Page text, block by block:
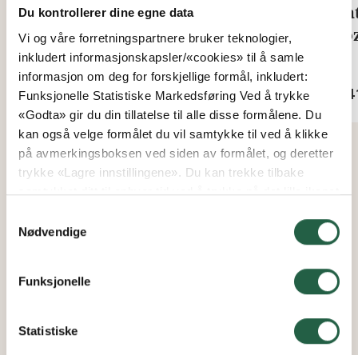
Du kontrollerer dine egne data
Vi og våre forretningspartnere bruker teknologier,
inkludert informasjonskapsler/«cookies» til å samle
informasjon om deg for forskjellige formål, inkludert:
Funksjonelle Statistiske Markedsføring Ved å trykke
«Godta» gir du din tillatelse til alle disse formålene. Du
kan også velge formålet du vil samtykke til ved å klikke
på avmerkingsboksen ved siden av formålet, og deretter
trykke «Lagre innstillingene». Du kan trekke tilbake
samtykket ditt til enhver tid ved å trykke på det lille ikonet
om hvordan vi bruker informasjonskapsler og annen
personopplysninger
Nødvendige
Funksjonelle
Statistiske
Rain adapter 16 - 4 mm
Fra
kr 47
kr